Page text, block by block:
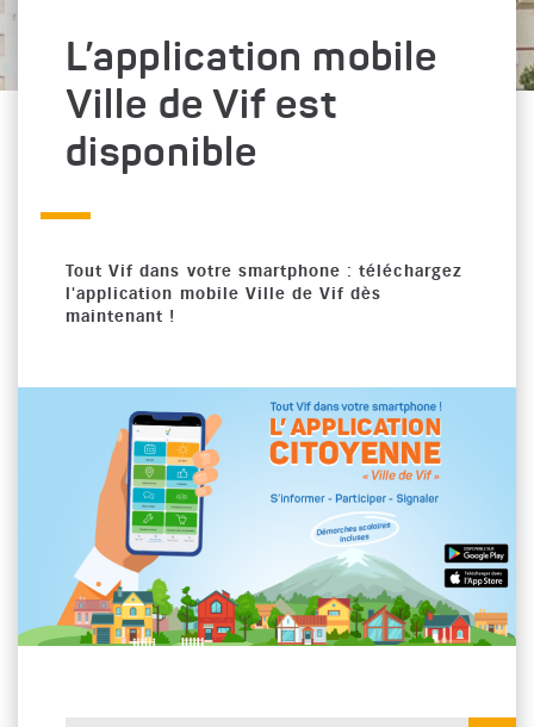
L’application mobile
Ville de Vif est
disponible
Tout Vif dans votre smartphone : téléchargez
l'application mobile Ville de Vif dès
maintenant !